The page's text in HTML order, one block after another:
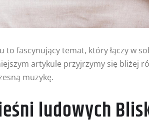
to fascynujący temat, który łączy w
artykule przyjrzymy się bliżej
muzykę.
ludowych